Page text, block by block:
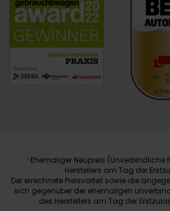
1 Ehemaliger Neupreis (Unverbindliche
Herstellers am Tag der
Der errechnete Preisvorteil sowie die
sich gegenüber der ehemaligen
des Herstellers am Tag der